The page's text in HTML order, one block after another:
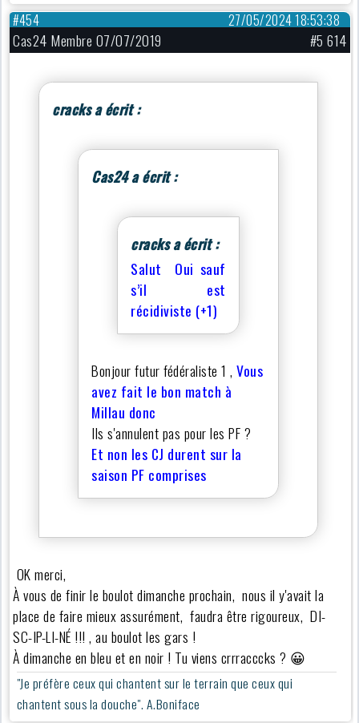
27/05/2024 18:53:38
#454
Cas24 Membre 07/07/2019 #5 614
cracks a écrit :
Cas24 a écrit :
cracks a écrit :
Salut Oui sauf
s’il est
récidiviste (+1)
Bonjour futur fédéraliste 1 ,Vous
avez fait le bon match à
Millau donc
Ils s'annulent pas pour les PF ?
Et non les CJ durent sur la
saison PF comprises
OK merci,
À vous de finir le boulot dimanche prochain, nous il y'avait la
place de faire mieux assurément, faudra être rigoureux, DI-
SC-IP-LI-NÉ !!! , au boulot les gars !
À dimanche en bleu et en noir ! Tu viens crrracccks ? 😀
"Je préfère ceux qui chantent sur le terrain que ceux qui
chantent sous la douche". A.Boniface